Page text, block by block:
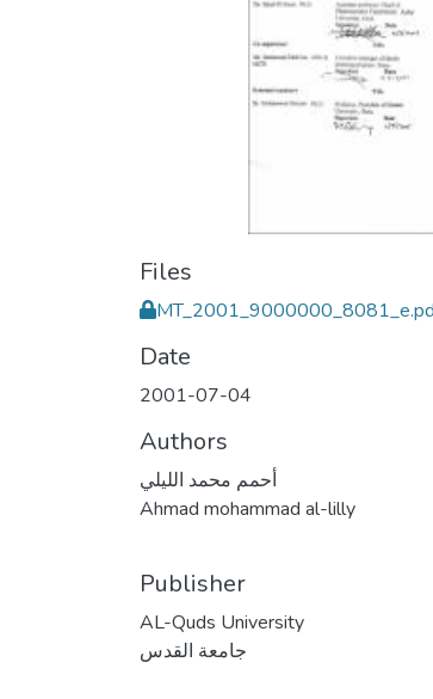
Files
Date
2001-07-04
Authors
أحمم محمد الليلي
Ahmad mohammad al-lilly
Publisher
AL-Quds University
جامعة القدس